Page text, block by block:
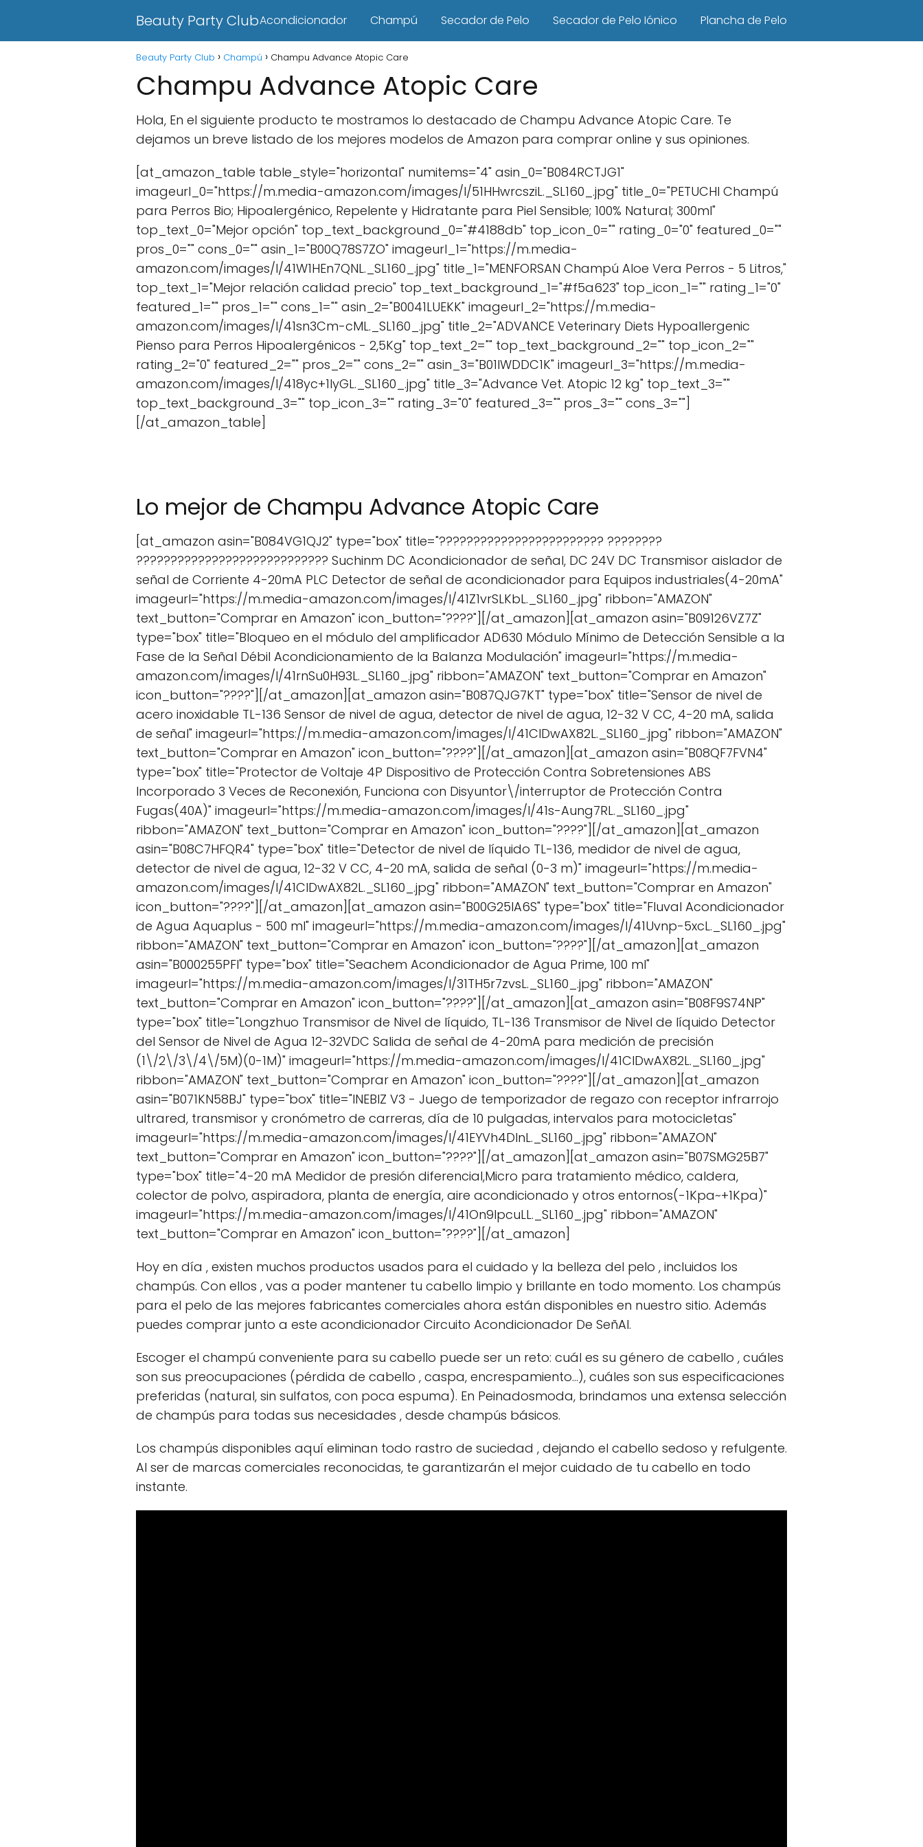
Beauty Party ClubAcondicionador Champú Secador de Pelo Secador de Pelo Iónico Plancha de Pelo
Beauty Party Club Champú Champu Advance Atopic Care
Champu Advance Atopic Care
Hola, En el siguiente producto te mostramos lo destacado de Champu Advance Atopic Care. Te
dejamos un breve listado de los mejores modelos de Amazon para comprar online y sus opiniones.
[at_amazon_table table_style="horizontal" numitems="4" asin_0="B084RCTJG1"
imageurl_0="https://m.media-amazon.com/images/I/51HHwrcsziL._SL160_.jpg" title_0="PETUCHI Champú
para Perros Bio; Hipoalergénico, Repelente y Hidratante para Piel Sensible; 100% Natural; 300ml"
top_text_0="Mejor opción" top_text_background_0="#4188db" top_icon_0="" rating_0="0" featured_0=""
pros_0="" cons_0="" asin_1="B00Q78S7ZO" imageurl_1="https://m.media-
amazon.com/images/I/41W1HEn7QNL._SL160_.jpg" title_1="MENFORSAN Champú Aloe Vera Perros - 5 Litros,"
top_text_1="Mejor relación calidad precio" top_text_background_1="#f5a623" top_icon_1="" rating_1="0"
featured_1="" pros_1="" cons_1="" asin_2="B0041LUEKK" imageurl_2="https://m.media-
amazon.com/images/I/41sn3Cm-cML._SL160_.jpg" title_2="ADVANCE Veterinary Diets Hypoallergenic
Pienso para Perros Hipoalergénicos - 2,5Kg" top_text_2="" top_text_background_2="" top_icon_2=""
rating_2="0" featured_2="" pros_2="" cons_2="" asin_3="B01IWDDC1K" imageurl_3="https://m.media-
amazon.com/images/I/418yc+1lyGL._SL160_.jpg" title_3="Advance Vet. Atopic 12 kg" top_text_3=""
top_text_background_3="" top_icon_3="" rating_3="0" featured_3="" pros_3="" cons_3=""]
[/at_amazon_table]
Lo mejor de Champu Advance Atopic Care
[at_amazon asin="B084VG1QJ2" type="box" title="???????????????????????? ????????
???????????????????????????? Suchinm DC Acondicionador de señal, DC 24V DC Transmisor aislador de
señal de Corriente 4-20mA PLC Detector de señal de acondicionador para Equipos industriales(4-20mA"
imageurl="https://m.media-amazon.com/images/I/41Z1vrSLKbL._SL160_.jpg" ribbon="AMAZON"
text_button="Comprar en Amazon" icon_button="????"][/at_amazon][at_amazon asin="B09126VZ7Z"
type="box" title="Bloqueo en el módulo del amplificador AD630 Módulo Mínimo de Detección Sensible a la
Fase de la Señal Débil Acondicionamiento de la Balanza Modulación" imageurl="https://m.media-
amazon.com/images/I/41rnSu0H93L._SL160_.jpg" ribbon="AMAZON" text_button="Comprar en Amazon"
icon_button="????"][/at_amazon][at_amazon asin="B087QJG7KT" type="box" title="Sensor de nivel de
acero inoxidable TL-136 Sensor de nivel de agua, detector de nivel de agua, 12-32 V CC, 4-20 mA, salida
de señal" imageurl="https://m.media-amazon.com/images/I/41CIDwAX82L._SL160_.jpg" ribbon="AMAZON"
text_button="Comprar en Amazon" icon_button="????"][/at_amazon][at_amazon asin="B08QF7FVN4"
type="box" title="Protector de Voltaje 4P Dispositivo de Protección Contra Sobretensiones ABS
Incorporado 3 Veces de Reconexión, Funciona con Disyuntor\/interruptor de Protección Contra
Fugas(40A)" imageurl="https://m.media-amazon.com/images/I/41s-Aung7RL._SL160_.jpg"
ribbon="AMAZON" text_button="Comprar en Amazon" icon_button="????"][/at_amazon][at_amazon
asin="B08C7HFQR4" type="box" title="Detector de nivel de líquido TL-136, medidor de nivel de agua,
detector de nivel de agua, 12-32 V CC, 4-20 mA, salida de señal (0-3 m)" imageurl="https://m.media-
amazon.com/images/I/41CIDwAX82L._SL160_.jpg" ribbon="AMAZON" text_button="Comprar en Amazon"
icon_button="????"][/at_amazon][at_amazon asin="B00G25IA6S" type="box" title="Fluval Acondicionador
de Agua Aquaplus - 500 ml" imageurl="https://m.media-amazon.com/images/I/41Uvnp-5xcL._SL160_.jpg"
ribbon="AMAZON" text_button="Comprar en Amazon" icon_button="????"][/at_amazon][at_amazon
asin="B000255PFI" type="box" title="Seachem Acondicionador de Agua Prime, 100 ml"
imageurl="https://m.media-amazon.com/images/I/31TH5r7zvsL._SL160_.jpg" ribbon="AMAZON"
text_button="Comprar en Amazon" icon_button="????"][/at_amazon][at_amazon asin="B08F9S74NP"
type="box" title="Longzhuo Transmisor de Nivel de líquido, TL-136 Transmisor de Nivel de líquido Detector
del Sensor de Nivel de Agua 12-32VDC Salida de señal de 4-20mA para medición de precisión
(1\/2\/3\/4\/5M)(0-1M)" imageurl="https://m.media-amazon.com/images/I/41CIDwAX82L._SL160_.jpg"
ribbon="AMAZON" text_button="Comprar en Amazon" icon_button="????"][/at_amazon][at_amazon
asin="B071KN58BJ" type="box" title="INEBIZ V3 - Juego de temporizador de regazo con receptor infrarrojo
ultrared, transmisor y cronómetro de carreras, día de 10 pulgadas, intervalos para motocicletas"
imageurl="https://m.media-amazon.com/images/I/41EYVh4DlnL._SL160_.jpg" ribbon="AMAZON"
text_button="Comprar en Amazon" icon_button="????"][/at_amazon][at_amazon asin="B07SMG25B7"
type="box" title="4-20 mA Medidor de presión diferencial,Micro para tratamiento médico, caldera,
colector de polvo, aspiradora, planta de energía, aire acondicionado y otros entornos(-1Kpa~+1Kpa)"
imageurl="https://m.media-amazon.com/images/I/41On9IpcuLL._SL160_.jpg" ribbon="AMAZON"
text_button="Comprar en Amazon" icon_button="????"][/at_amazon]
Hoy en día , existen muchos productos usados para el cuidado y la belleza del pelo , incluidos los
champús. Con ellos , vas a poder mantener tu cabello limpio y brillante en todo momento. Los champús
para el pelo de las mejores fabricantes comerciales ahora están disponibles en nuestro sitio. Además
puedes comprar junto a este acondicionador Circuito Acondicionador De SeñAl.
Escoger el champú conveniente para su cabello puede ser un reto: cuál es su género de cabello , cuáles
son sus preocupaciones (pérdida de cabello , caspa, encrespamiento...), cuáles son sus especificaciones
preferidas (natural, sin sulfatos, con poca espuma). En Peinadosmoda, brindamos una extensa selección
de champús para todas sus necesidades , desde champús básicos.
Los champús disponibles aquí eliminan todo rastro de suciedad , dejando el cabello sedoso y refulgente.
Al ser de marcas comerciales reconocidas, te garantizarán el mejor cuidado de tu cabello en todo
instante.